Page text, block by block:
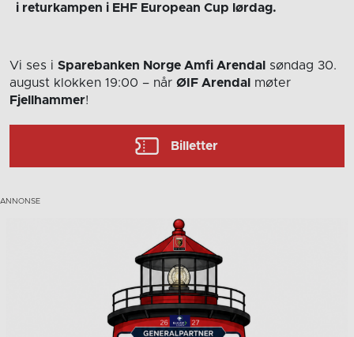
i returkampen i EHF European Cup lørdag.
Vi ses i Sparebanken Norge Amfi Arendal
søndag 30.
august klokken 19:00 – når ØIF Arendal
møter
Fjellhammer!
Billetter